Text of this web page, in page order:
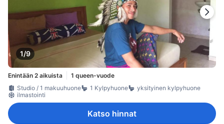
1/9
Enintään 2 aikuista
1 queen-vuode
Studio / 1 makuuhuone
1 Kylpyhuone
yksityinen kylpyhuone
ilmastointi
Katso hinnat